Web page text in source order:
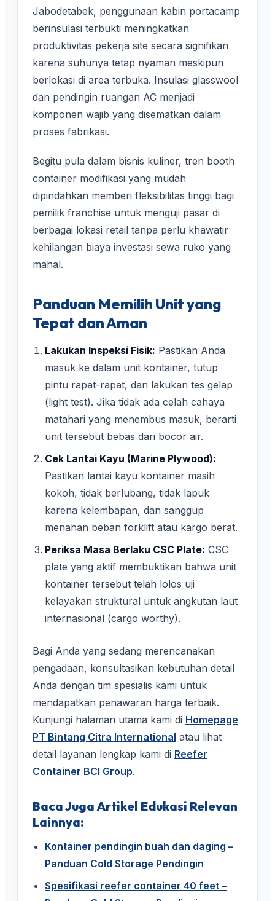
Jabodetabek, penggunaan kabin portacamp
berinsulasi terbukti meningkatkan
produktivitas pekerja site secara signifikan
karena suhunya tetap nyaman meskipun
berlokasi di area terbuka. Insulasi glasswool
dan pendingin ruangan AC menjadi
komponen wajib yang disematkan dalam
proses fabrikasi.
Begitu pula dalam bisnis kuliner, tren booth
container modifikasi yang mudah
dipindahkan memberi fleksibilitas tinggi bagi
pemilik franchise untuk menguji pasar di
berbagai lokasi retail tanpa perlu khawatir
kehilangan biaya investasi sewa ruko yang
mahal.
Panduan Memilih Unit yang
Tepat dan Aman
Lakukan Inspeksi Fisik: Pastikan Anda
masuk ke dalam unit kontainer, tutup
pintu rapat-rapat, dan lakukan tes gelap
(light test). Jika tidak ada celah cahaya
matahari yang menembus masuk, berarti
unit tersebut bebas dari bocor air.
Cek Lantai Kayu (Marine Plywood):
Pastikan lantai kayu kontainer masih
kokoh, tidak berlubang, tidak lapuk
karena kelembapan, dan sanggup
menahan beban forklift atau kargo berat.
Periksa Masa Berlaku CSC Plate: CSC
plate yang aktif membuktikan bahwa unit
kontainer tersebut telah lolos uji
kelayakan struktural untuk angkutan laut
internasional (cargo worthy).
Bagi Anda yang sedang merencanakan
pengadaan, konsultasikan kebutuhan detail
Anda dengan tim spesialis kami untuk
mendapatkan penawaran harga terbaik.
Kunjungi halaman utama kami di Homepage
PT Bintang Citra International atau lihat
detail layanan lengkap kami di Reefer
Container BCI Group.
Baca Juga Artikel Edukasi Relevan
Lainnya:
Kontainer pendingin buah dan daging –
Panduan Cold Storage Pendingin
Spesifikasi reefer container 40 feet –